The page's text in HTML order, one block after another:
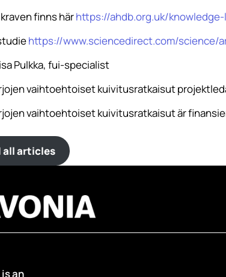
finns härhttps://ahdb.org.uk/
https://www.sciencedirect.com/science/
Pulkka, fui-specialist
vaihtoehtoiset kuivitusratkaisut
vaihtoehtoiset kuivitusratkaisut är
all articles
an